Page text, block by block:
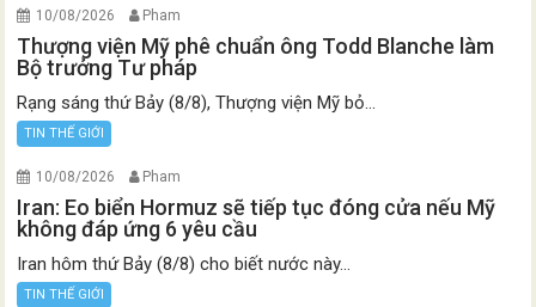
10/08/2026 Pham
Thượng viện Mỹ phê chuẩn ông Todd Blanche làm
Bộ trưởng Tư pháp
Rạng sáng thứ Bảy (8/8), Thượng viện Mỹ bỏ...
TIN THẾ GIỚI
10/08/2026 Pham
Iran: Eo biển Hormuz sẽ tiếp tục đóng cửa nếu Mỹ
không đáp ứng 6 yêu cầu
Iran hôm thứ Bảy (8/8) cho biết nước này...
TIN THẾ GIỚI